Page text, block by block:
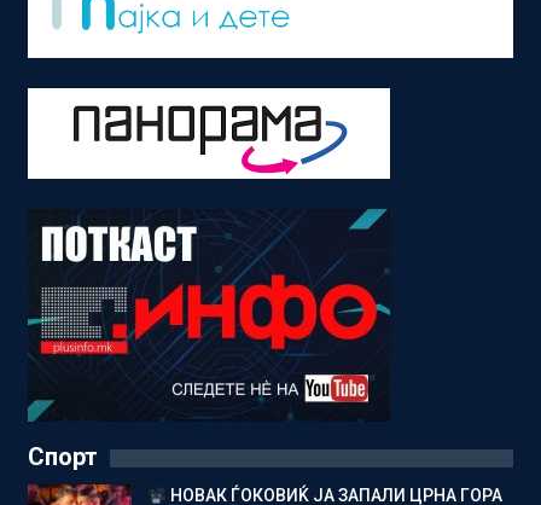
Спорт
НОВАК ЃОКОВИЌ ЈА ЗАПАЛИ ЦРНА ГОРА